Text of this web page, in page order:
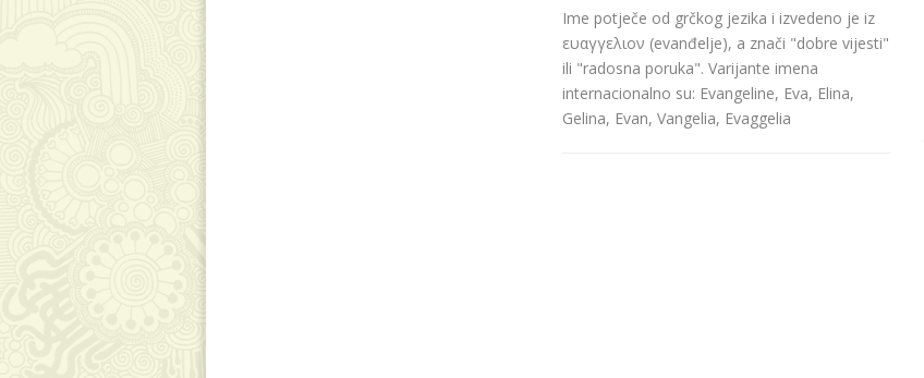
Ime potječe od grčkog jezika i izvedeno je iz
ευαγγελιον (evanđelje), a znači "dobre vijesti"
ili "radosna poruka". Varijante imena
internacionalno su: Evangeline, Eva, Elina,
Gelina, Evan, Vangelia, Evaggelia